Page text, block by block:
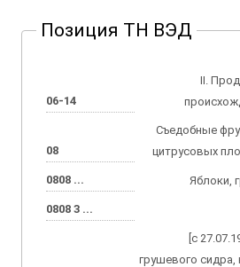
Позиция ТН ВЭД
06-14
II.
08
Съедобные
цитрусовых
0808 ... Яблоки,
0808 3 ...
[с
грушевого сидра,